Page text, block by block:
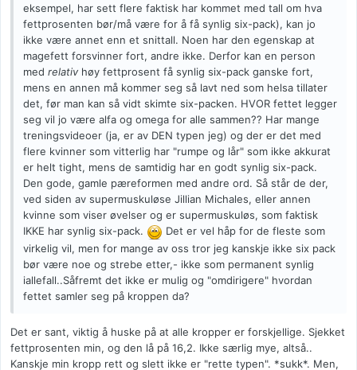
eksempel, har sett flere faktisk har kommet med tall om hva
fettprosenten bør/må være for å få synlig six-pack), kan jo
ikke være annet enn et snittall. Noen har den egenskap at
magefett forsvinner fort, andre ikke. Derfor kan en person
med relativ høy fettprosent få synlig six-pack ganske fort,
mens en annen må kommer seg så lavt ned som helsa tillater
det, før man kan så vidt skimte six-packen. HVOR fettet legger
seg vil jo være alfa og omega for alle sammen?? Har mange
treningsvideoer (ja, er av DEN typen jeg) og der er det med
flere kvinner som vitterlig har "rumpe og lår" som ikke akkurat
er helt tight, mens de samtidig har en godt synlig six-pack.
Den gode, gamle pæreformen med andre ord. Så står de der,
ved siden av supermuskuløse Jillian Michales, eller annen
kvinne som viser øvelser og er supermuskuløs, som faktisk
IKKE har synlig six-pack.
Det er vel håp for de fleste som
virkelig vil, men for mange av oss tror jeg kanskje ikke six pack
bør være noe og strebe etter,- ikke som permanent synlig
iallefall..Såfremt det ikke er mulig og "omdirigere" hvordan
fettet samler seg på kroppen da?
Det er sant, viktig å huske på at alle kropper er forskjellige. Sjekket
fettprosenten min, og den lå på 16,2. Ikke særlig mye, altså..
Kanskje min kropp rett og slett ikke er "rette typen". *sukk*. Men,